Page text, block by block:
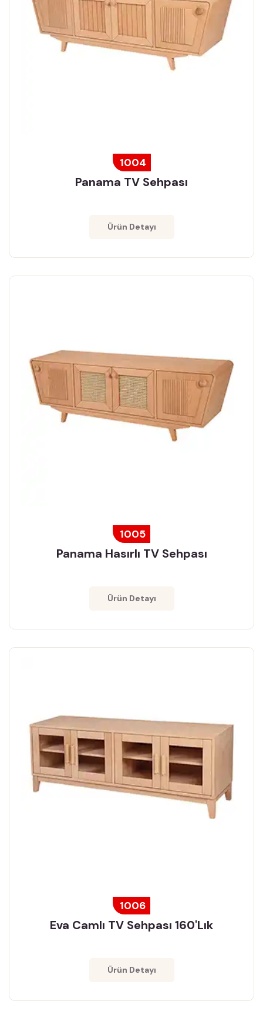
1004
Panama TV Sehpası
Ürün Detayı
1005
Panama Hasırlı TV Sehpası
Ürün Detayı
1006
Eva Camlı TV Sehpası 160'lık
Ürün Detayı